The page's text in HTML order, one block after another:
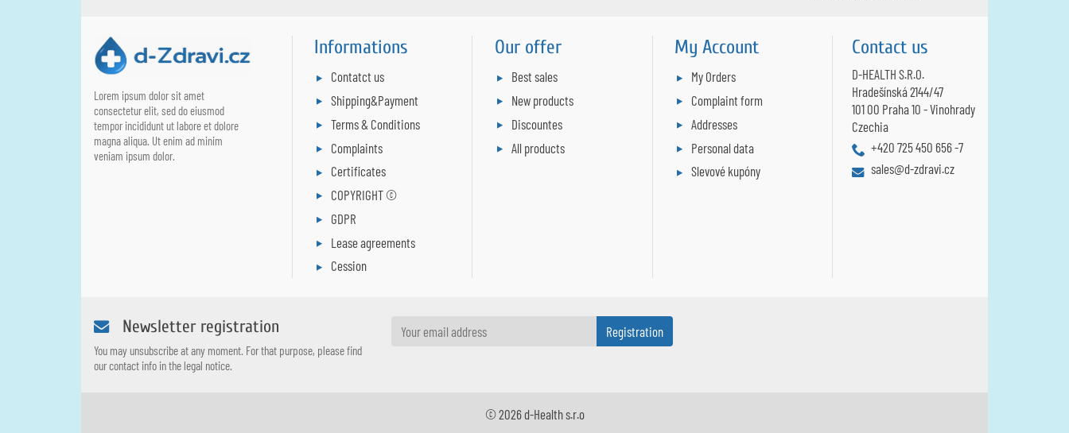
Lorem ipsum dolor sit amet
consectetur elit, sed do eiusmod
tempor incididunt ut labore et dolore
magna aliqua. Ut enim ad minim
veniam ipsum dolor.
Informations
Contatct us
Shipping&Payment
Terms & Conditions
Complaints
Certificates
COPYRIGHT ©
GDPR
Lease agreements
Cession
Our offer
Best sales
New products
Discountes
All products
My Account
My Orders
Complaint form
Addresses
Personal data
Slevové kupóny
Contact us
D-HEALTH S.R.O.
Hradešínská 2144/47
101 00 Praha 10 - Vinohrady
Czechia
+420 725 450 656 -7
sales@d-zdravi.cz
Newsletter registration
You may unsubscribe at any moment. For that purpose, please find
our contact info in the legal notice.
© 2026 d-Health s.r.o